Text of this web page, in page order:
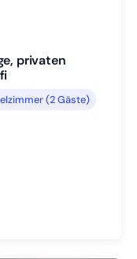
privaten
(2 Gäste)